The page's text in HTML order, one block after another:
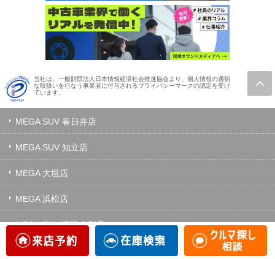
当社は、一般財団法人日本情報経済社会推進協会より、個人情報の適切
な取扱いを行なう事業者に付与されるプライバシーマークの認定を受け
ています。
MEGA SUV 春日井店
MEGA SUV 知立店
MEGA 大垣店
MEGA 浜松店
MEGA SUV 東海名和店
MEGA SUV 神戸大蔵谷店